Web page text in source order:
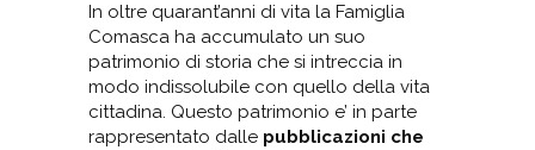
In oltre quarant’anni di vita la Famiglia
Comasca ha accumulato un suo
patrimonio di storia che si intreccia in
modo indissolubile con quello della vita
cittadina. Questo patrimonio e’ in parte
rappresentato dalle pubblicazioni che